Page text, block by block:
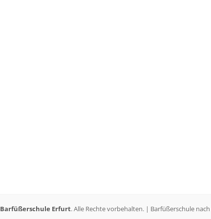
Barfüßerschule Erfurt. Alle Rechte vorbehalten. | Barfüßerschule nach